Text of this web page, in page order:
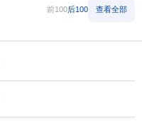
前100后100 查看全部